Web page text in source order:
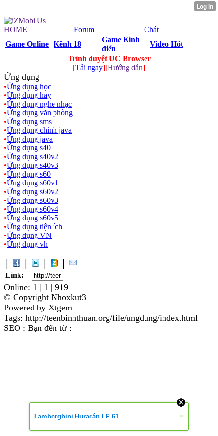
HOME Forum
Chát
Game Online Kênh 18
Game Kinh
điển
Video Hót
Trình duyệt UC Browser
[Tải ngay][Hướng dẫn]
Ứng dụng
•Ứng dụng học
•Ứng dụng hay
•Ứng dụng nghe nhạc
•Ứng dụng văn phòng
•Ứng dụng sms
•Ứng dụng chỉnh java
•Ứng dụng java
•Ứng dụng s40
•Ứng dụng s40v2
•Ứng dụng s40v3
•Ứng dụng s60
•Ứng dụng s60v1
•Ứng dụng s60v2
•Ứng dụng s60v3
•Ứng dụng s60v4
•Ứng dụng s60v5
•Ứng dụng tiện ích
•Ứng dụng VN
•Ứng dụng vh
Link:
Online: 1 | 1 | 919
© Copyright Nhoxkut3
Powered by Xtgem
Tags: http://teenbinhthuan.org/file/ungdung/index.html
SEO : Bạn đến từ :
Lamborghini Huracán LP 61 »